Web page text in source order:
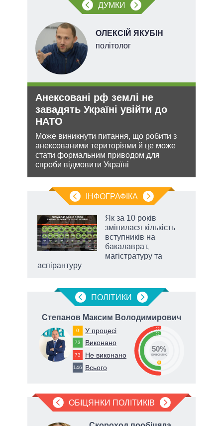
ДУМКИ
ОЛЕКСІЙ ЯКУБІН
політолог
Анексовані рф землі не
завадять Україні увійти до
НАТО
Може виникнути питання, що робити з
анексованими територіями й це може
стати формальним приводом для
спроби відмовити Україні
ІНФОГРАФІКА
Як за 10 років
змінилася кількість
вступників на
бакалаврат,
магістратуру та
аспірантуру
ПОЛIТИКИ
Степанов Максим Володимирович
0 У процесі
73 Виконано
73 Не виконано
146 Всього
50
50
0
50%
виконано
ОБІЦЯНКИ ПОЛІТИКІВ